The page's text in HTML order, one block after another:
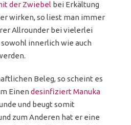
der Zwiebel bei Erkältung
wirken, so liest man immer
Allrounder bei vielerlei
innerlich wie auch
Beleg, so scheint es
Einendesinfiziert Manuka
und beugt somit
zum Anderen hat er eine